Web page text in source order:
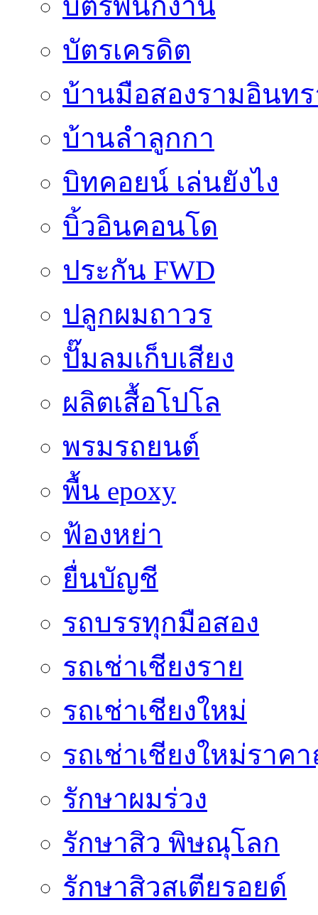
บัตรเครดิต
บ้านมือสองรามอินท
บ้านลำลูกกา
บิทคอยน์ เล่นยังไง
บิ้วอินคอนโด
ประกัน FWD
ปลูกผมถาวร
ปั๊มลมเก็บเสียง
ผลิตเสื้อโปโล
พรมรถยนต์
พื้น epoxy
ฟ้องหย่า
ยื่นบัญชี
รถบรรทุกมือสอง
รถเช่าเชียงราย
รถเช่าเชียงใหม่
รถเช่าเชียงใหม่ราค
รักษาผมร่วง
รักษาสิว พิษณุโลก
รักษาสิวสเตียรอยด์